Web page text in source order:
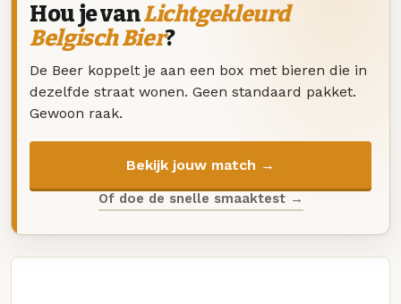
Hou je vanLichtgekleurd
Belgisch Bier?
De Beer koppelt je aan een box met bieren die in
dezelfde straat wonen. Geen standaard pakket.
Gewoon raak.
Bekijk jouw match →
Of doe de snelle smaaktest →